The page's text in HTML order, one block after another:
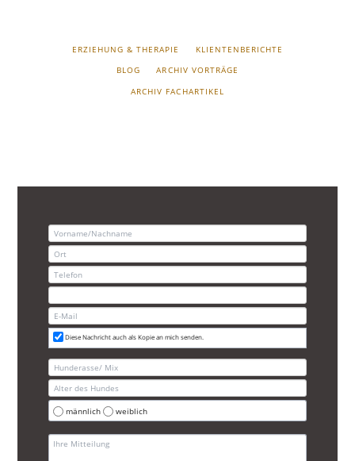
ERZIEHUNG & THERAPIE
KLIENTENBERICHTE
BLOG
ARCHIV VORTRÄGE
ARCHIV FACHARTIKEL
Diese Nachricht auch als Kopie an mich senden.
männlich weiblich